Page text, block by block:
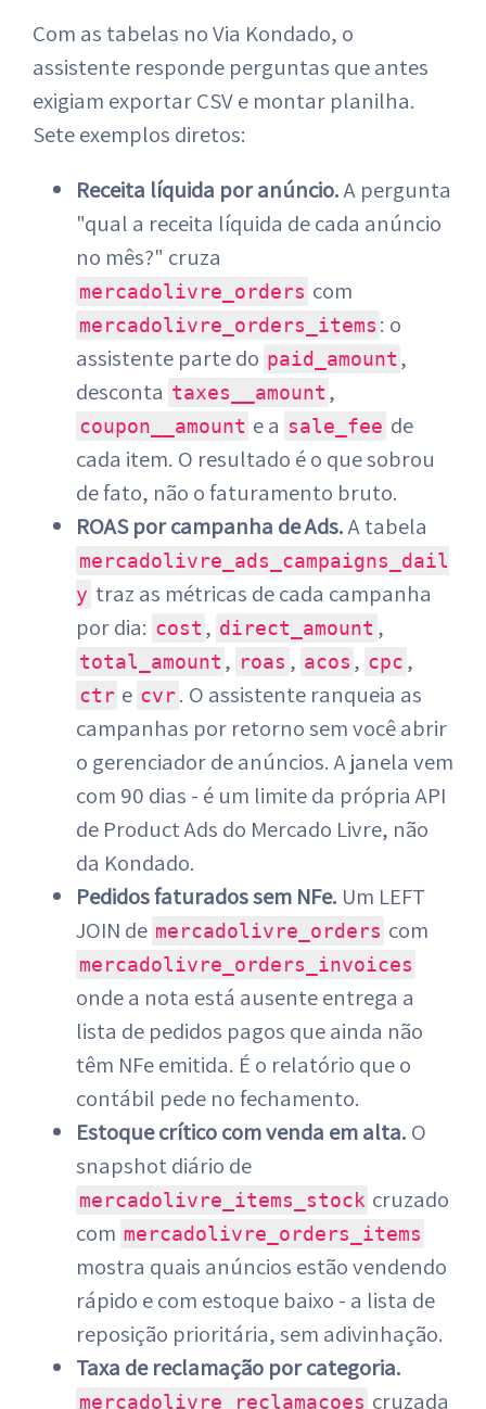
Com as tabelas no Via Kondado, o
assistente responde perguntas que antes
exigiam exportar CSV e montar planilha.
Sete exemplos diretos:
Receita líquida por anúncio.A pergunta
"qual a receita líquida de cada anúncio
no mês?" cruza
mercadolivre_orders com
mercadolivre_orders_items : o
assistente parte do paid_amount ,
desconta taxes__amount ,
coupon__amount e a sale_fee de
cada item. O resultado é o que sobrou
de fato, não o faturamento bruto.
ROAS por campanha de Ads.A tabela
mercadolivre_ads_campaigns_dail
y traz as métricas de cada campanha
por dia: cost , direct_amount ,
total_amount , roas , acos , cpc ,
ctr e cvr. O assistente ranqueia as
campanhas por retorno sem você abrir
o gerenciador de anúncios. A janela vem
com 90 dias - é um limite da própria API
de Product Ads do Mercado Livre, não
da Kondado.
Pedidos faturados sem NFe. Um LEFT
JOIN de mercadolivre_orders com
mercadolivre_orders_invoices
onde a nota está ausente entrega a
lista de pedidos pagos que ainda não
têm NFe emitida. É o relatório que o
contábil pede no fechamento.
Estoque crítico com venda em alta. O
snapshot diário de
mercadolivre_items_stock cruzado
com mercadolivre_orders_items
mostra quais anúncios estão vendendo
rápido e com estoque baixo - a lista de
reposição prioritária, sem adivinhação.
Taxa de reclamação por categoria.
mercadolivre_reclamacoes cruzada